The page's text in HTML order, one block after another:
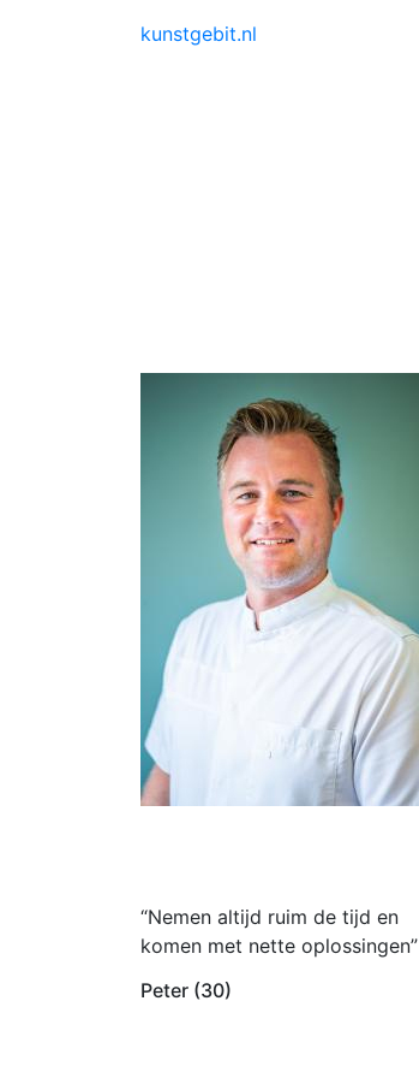
kunstgebit.nl
“Nemen altijd ruim de tijd en
komen met nette oplossingen”
Peter (30)